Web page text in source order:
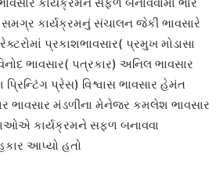
કાર્યક્રમનું સંચાલન જેકી ભાવસારે
પ્રકાશભાવસાર( પ્રમુખ મોડાસા
ભાવસાર( પત્રકાર) અનિલ ભાવસાર
પ્રેસ) વિશ્વાસ ભાવસાર હેમંત
ભાવસાર મંડળીના મેનેજર કમલેશ ભાવસાર
કાર્યક્રમને સફળ બનાવવા
આપ્યો હતો